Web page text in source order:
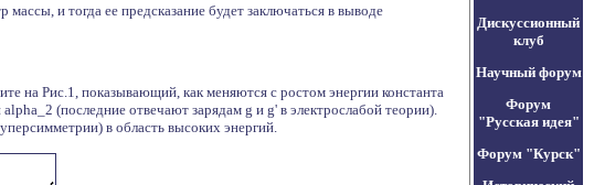
и тогда ее предсказание будет заключаться в выводе
на Рис.1, показывающий, как меняются с ростом энергии константа
(последние отвечают зарядам g и g' в электрослабой теории).
в область высоких энергий.
Дискуссионный
клуб
Научный форум
Форум
"Русская идея"
Форум "Курск"